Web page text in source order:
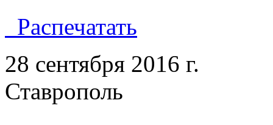
Распечатать
28 сентября